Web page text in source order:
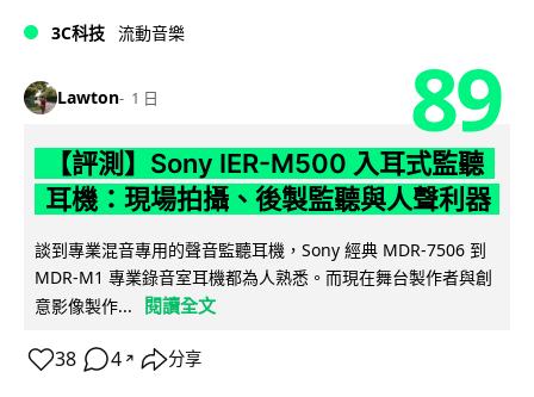
3C科技 流動音樂
Lawton 1 日 89
【評測】Sony IER-M500 入耳式監聽
耳機：現場拍攝、後製監聽與人聲利器
談到專業混音專用的聲音監聽耳機，Sony 經典 MDR-7506 到
MDR-M1 專業錄音室耳機都為人熟悉。而現在舞台製作者與創
意影像製作...
閱讀全文
38 4 ↗ 分享